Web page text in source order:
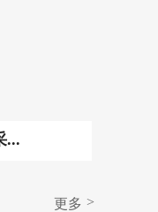
...
更多 >